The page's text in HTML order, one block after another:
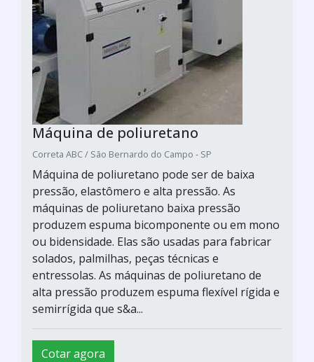
Máquina de poliuretano
Correta ABC / São Bernardo do Campo - SP
Máquina de poliuretano pode ser de baixa
pressão, elastômero e alta pressão. As
máquinas de poliuretano baixa pressão
produzem espuma bicomponente ou em mono
ou bidensidade. Elas são usadas para fabricar
solados, palmilhas, peças técnicas e
entressolas. As máquinas de poliuretano de
alta pressão produzem espuma flexível rígida e
semirrígida que s&a...
Cotar agora